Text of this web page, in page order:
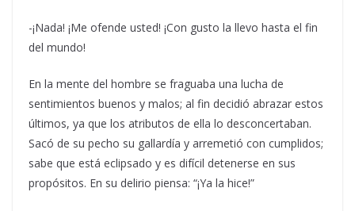
-¡Nada! ¡Me ofende usted! ¡Con gusto la llevo hasta el fin
del mundo!
En la mente del hombre se fraguaba una lucha de
sentimientos buenos y malos; al fin decidió abrazar estos
últimos, ya que los atributos de ella lo desconcertaban.
Sacó de su pecho su gallardía y arremetió con cumplidos;
sabe que está eclipsado y es difícil detenerse en sus
propósitos. En su delirio piensa: “¡Ya la hice!”